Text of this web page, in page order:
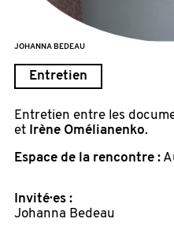
JOHANNA BEDEAU
Entretien
Entretien entre les
et
Irène Omélianenko.
Espace de la rencontre :
Invité·es :
Johanna Bedeau